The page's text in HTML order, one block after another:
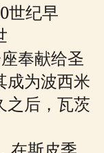
世纪早
奉献给圣
成为波西米
之后，瓦茨